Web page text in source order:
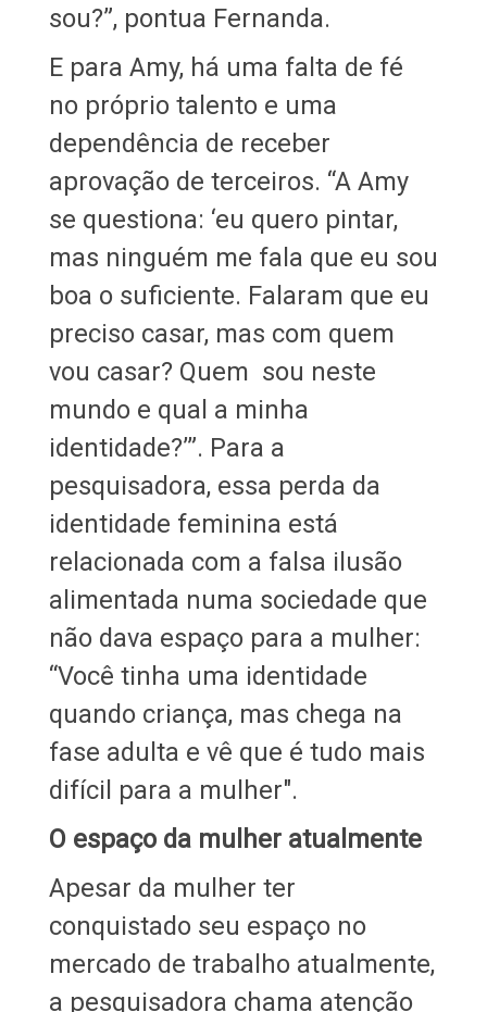
sou?”, pontua Fernanda.
E para Amy, há uma falta de fé
no próprio talento e uma
dependência de receber
aprovação de terceiros. “A Amy
se questiona: ‘eu quero pintar,
mas ninguém me fala que eu sou
boa o suficiente. Falaram que eu
preciso casar, mas com quem
vou casar? Quem sou neste
mundo e qual a minha
identidade?’”. Para a
pesquisadora, essa perda da
identidade feminina está
relacionada com a falsa ilusão
alimentada numa sociedade que
não dava espaço para a mulher:
“Você tinha uma identidade
quando criança, mas chega na
fase adulta e vê que é tudo mais
difícil para a mulher".
O espaço da mulher atualmente
Apesar da mulher ter
conquistado seu espaço no
mercado de trabalho atualmente,
a pesquisadora chama atenção